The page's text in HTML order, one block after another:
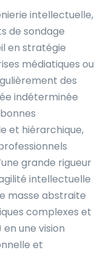
intellectuelle,
de sondage
en stratégie
médiatiques ou
des
indéterminée
et hiérarchique,
grande rigueur
intellectuelle
masse abstraite
complexes et
une vision
et